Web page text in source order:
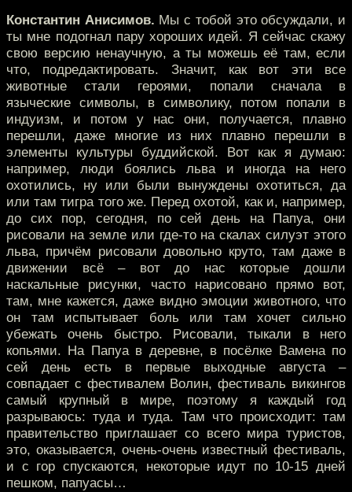
Константин Анисимов. Мы с тобой это обсуждали, и
ты мне подогнал пару хороших идей. Я сейчас скажу
свою версию ненаучную, а ты можешь её там, если
что, подредактировать. Значит, как вот эти все
животные стали героями, попали сначала в
языческие символы, в символику, потом попали в
индуизм, и потом у нас они, получается, плавно
перешли, даже многие из них плавно перешли в
элементы культуры буддийской. Вот как я думаю:
например, люди боялись льва и иногда на него
охотились, ну или были вынуждены охотиться, да
или там тигра того же. Перед охотой, как и, например,
до сих пор, сегодня, по сей день на Папуа, они
рисовали на земле или где-то на скалах силуэт этого
льва, причём рисовали довольно круто, там даже в
движении всё – вот до нас которые дошли
наскальные рисунки, часто нарисовано прямо вот,
там, мне кажется, даже видно эмоции животного, что
он там испытывает боль или там хочет сильно
убежать очень быстро. Рисовали, тыкали в него
копьями. На Папуа в деревне, в посёлке Вамена по
сей день есть в первые выходные августа –
совпадает с фестивалем Волин, фестиваль викингов
самый крупный в мире, поэтому я каждый год
разрываюсь: туда и туда. Там что происходит: там
правительство приглашает со всего мира туристов,
это, оказывается, очень-очень известный фестиваль,
и с гор спускаются, некоторые идут по 10-15 дней
пешком, папуасы…